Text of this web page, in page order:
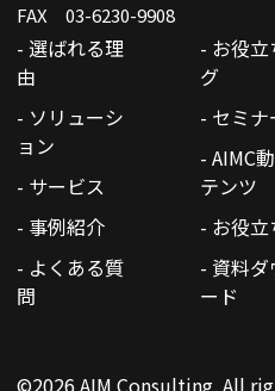
FAX 03-6230-9908
- 選ばれる理
由
- ソリューシ
ョン
- サービス
- 事例紹介
- よくある質
問
- お役立
グ
- セミナ
- AIMC
テンツ
- お役立
- 資料ダ
ード
©2026 AIM Consulting. All